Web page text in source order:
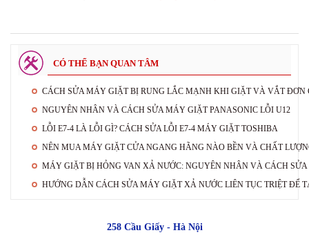
CÓ THỂ BẠN QUAN TÂM
CÁCH SỬA MÁY GIẶT BỊ RUNG LẮC MẠNH KHI GIẶT VÀ VẮT ĐƠN
NGUYÊN NHÂN VÀ CÁCH SỬA MÁY GIẶT PANASONIC LỖI U12
LỖI E7-4 LÀ LỖI GÌ? CÁCH SỬA LỖI E7-4 MÁY GIẶT TOSHIBA
NÊN MUA MÁY GIẶT CỬA NGANG HÃNG NÀO BỀN VÀ CHẤT
MÁY GIẶT BỊ HỎNG VAN XẢ NƯỚC: NGUYÊN NHÂN VÀ CÁCH SỬA
HƯỚNG DẪN CÁCH SỬA MÁY GIẶT XẢ NƯỚC LIÊN TỤC TRIỆT ĐỂ
258 Cầu Giấy - Hà Nội